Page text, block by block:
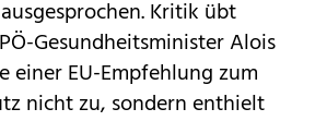
Kritik übt
Gesundheitsminister Alois
einer EU-Empfehlung zum
nicht zu, sondern enthielt